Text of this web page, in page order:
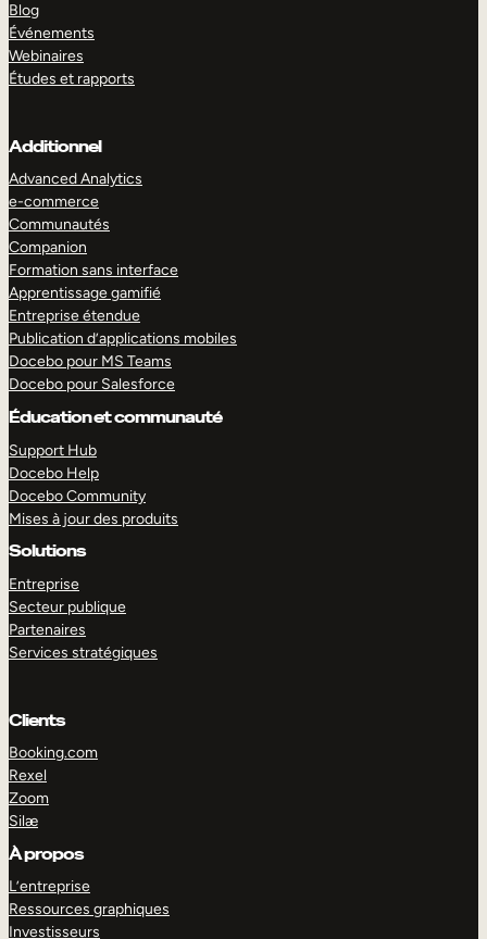
Blog
Événements
Webinaires
Études et rapports
Additionnel
Advanced Analytics
e-commerce
Communautés
Companion
Formation sans interface
Apprentissage gamifié
Entreprise étendue
Publication d’applications mobiles
Docebo pour MS Teams
Docebo pour Salesforce
Éducation et communauté
Support Hub
Docebo Help
Docebo Community
Mises à jour des produits
Solutions
Entreprise
Secteur publique
Partenaires
Services stratégiques
Clients
Booking.com
Rexel
Zoom
Silæ
À propos
L’entreprise
Ressources graphiques
Investisseurs